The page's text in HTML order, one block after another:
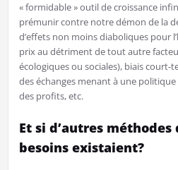
« formidable » outil de croissance
prémunir contre notre démon de la
d’effets non moins diaboliques pour
prix au détriment de tout autre
écologiques ou sociales), biais
des échanges menant à une
des profits, etc.
Et si d’autres
besoins existaient?